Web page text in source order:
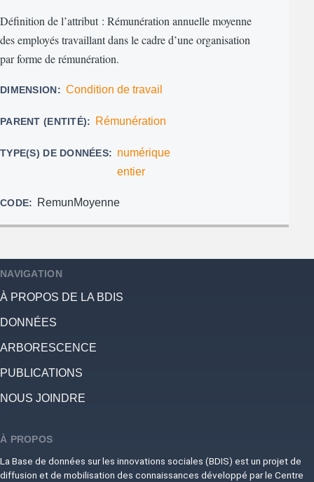
Définition de l’attribut : Rémunération annuelle moyenne
des employés travaillant dans le cadre d’une organisation
par forme de rémunération.
DIMENSION Condition de travail
PARENT (ENTITÉ) Rémunération
TYPE(S) DE DONNÉES
numérique
entier
CODE RemunMoyenne
NAVIGATION
À PROPOS DE LA BDIS
DONNÉES
ARBORESCENCE
PUBLICATIONS
NOUS JOINDRE
À PROPOS
La Base de données sur les innovations sociales (BDIS) est un projet de
diffusion et de mobilisation des connaissances développé par le Centre